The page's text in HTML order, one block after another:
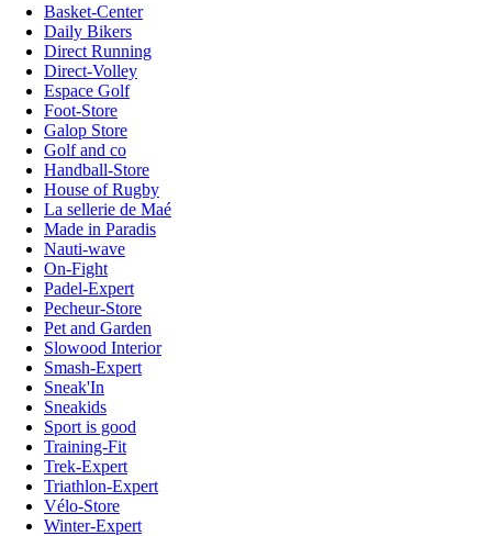
Basket-Center
Daily Bikers
Direct Running
Direct-Volley
Espace Golf
Foot-Store
Galop Store
Golf and co
Handball-Store
House of Rugby
La sellerie de Maé
Made in Paradis
Nauti-wave
On-Fight
Padel-Expert
Pecheur-Store
Pet and Garden
Slowood Interior
Smash-Expert
Sneak'In
Sneakids
Sport is good
Training-Fit
Trek-Expert
Triathlon-Expert
Vélo-Store
Winter-Expert